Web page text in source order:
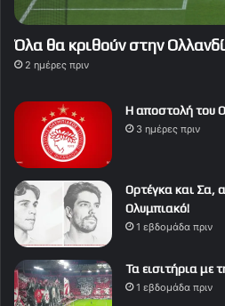
Όλα θα κριθούν στην
2 ημέρες πριν
Η αποστολή του
3 ημέρες πριν
Ορτέγκα και Σα,
Ολυμπιακό!
1 εβδομάδα πριν
Τα εισιτήρια με
1 εβδομάδα πριν